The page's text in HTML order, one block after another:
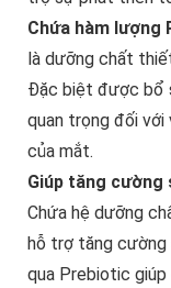
Chứa hàm lượng
là dưỡng chất
Đặc biệt được bổ
quan trọng đối
của mắt.
Giúp tăng cường
Chứa hệ dưỡng
hỗ trợ tăng
qua Prebiotic